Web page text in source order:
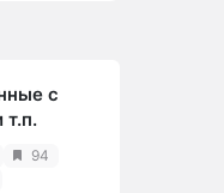
с
т.п.
94